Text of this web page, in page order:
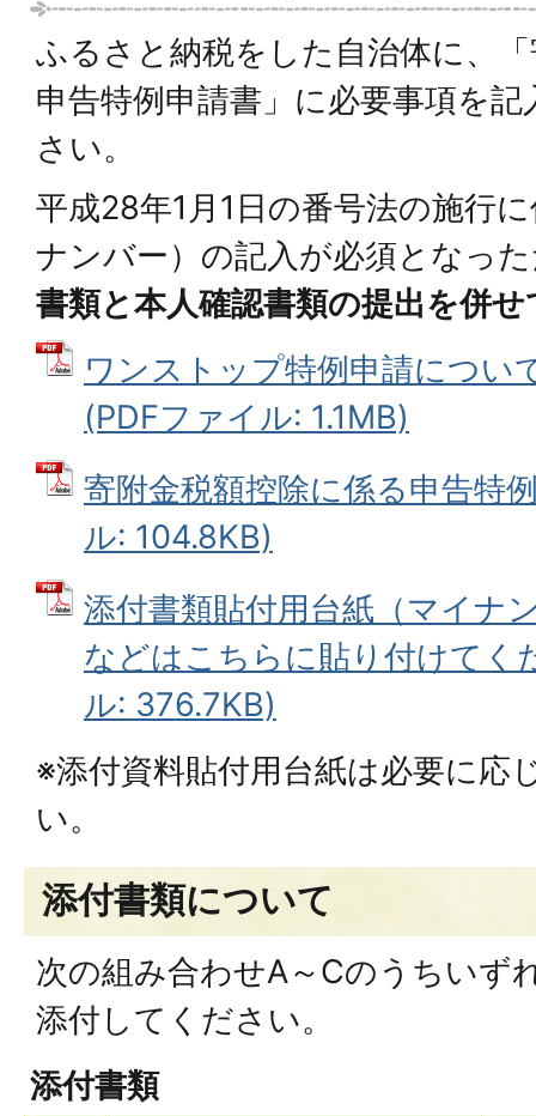
ふるさと納税をした自治体に、
申告特例申請書」に必要事項を
さい。
平成28年1月1日の番号法の施行
ナンバー）の記入が必須となっ
書類と本人確認書類の提出を併
ワンストップ特例申請につい
(PDFファイル: 1.1MB)
寄附金税額控除に係る申告特
ル: 104.8KB)
添付書類貼付用台紙（マイナ
などはこちらに貼り付けてく
ル: 376.7KB)
※添付資料貼付用台紙は必要に応
い。
添付書類について
次の組み合わせA～Cのうちいず
添付してください。
添付書類